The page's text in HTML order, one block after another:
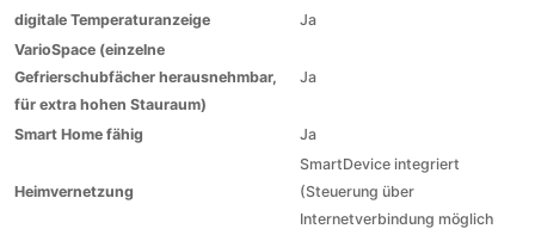
digitale Temperaturanzeige
Ja
VarioSpace (einzelne
Gefrierschubfächer herausnehmbar,
für extra hohen Stauraum)
Ja
Smart Home fähig Ja
Heimvernetzung
SmartDevice integriert
(Steuerung über
Internetverbindung möglich